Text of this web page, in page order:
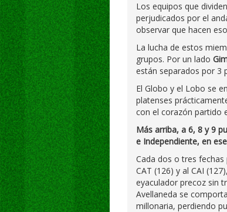
Los equipos que
perjudicados por el
observar que hacen
La lucha de estos
grupos. Por un lado
están separados por 3
El Globo y el Lobo se
platenses
con el corazón partido
Más arriba, a 6, 8 y 9
e Independiente, en
Cada dos o tres
CAT (126) y al CAI
eyaculador precoz sin
Avellaneda se
millonaria, perdiendo